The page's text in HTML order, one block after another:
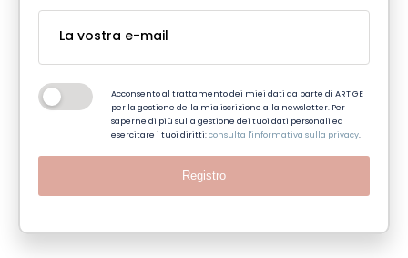
Acconsento al trattamento dei miei dati da parte di ART GE
per la gestione della mia iscrizione alla newsletter. Per
saperne di più sulla gestione dei tuoi dati personali ed
esercitare i tuoi diritti:consulta l'informativa sulla privacy.
Registro